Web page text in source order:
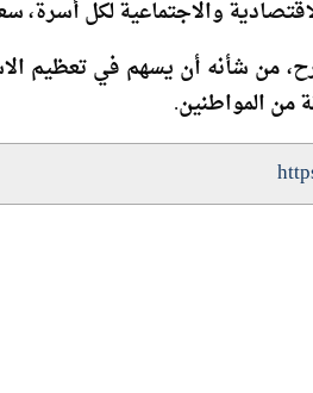
من شأنه أن يسهم في تعظيم
من المواطنين.